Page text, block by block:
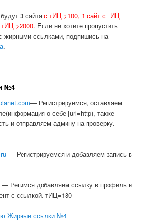
3 сайтас тИЦ >100, 1 сайт с тИЦ
тИЦ >2000. Если не хотите пропустить
жирными ссылками, подпишись на
.
№4
— Регистрируемся, оставляем
о себе [url=http), также
и отправляем админу на проверку.
— Регистрируемся и добавляем запись в
— Регимся добавляем ссылку в профиль и
с ссылкой. тИЦ=180
Жирные ссылки №4